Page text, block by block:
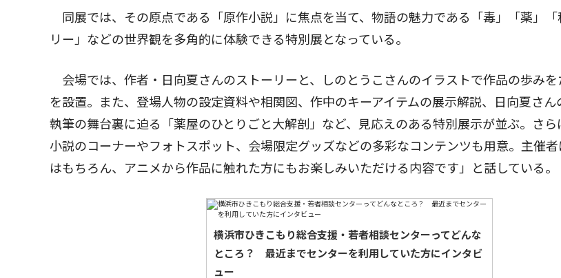
同展では、その原点である「原作小説」に焦点を当て、物語の魅力である「毒」「薬」「
リー」などの世界観を多角的に体験できる特別展となっている。
会場では、作者・日向夏さんのストーリーと、しのとうこさんのイラストで作品の歩みを
を設置。また、登場人物の設定資料や相関図、作中のキーアイテムの展示解説、日向夏さん
執筆の舞台裏に迫る「薬屋のひとりごと大解剖」など、見応えのある特別展示が並ぶ。さら
小説のコーナーやフォトスポット、会場限定グッズなどの多彩なコンテンツも用意。主催
はもちろん、アニメから作品に触れた方にもお楽しみいただける内容です」と話している。
横浜市ひきこもり総合支援・若者相談センターってどんな
ところ？ 最近までセンターを利用していた方にインタビ
ュー